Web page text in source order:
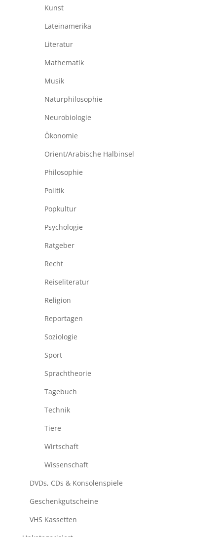
Kunst
Lateinamerika
Literatur
Mathematik
Musik
Naturphilosophie
Neurobiologie
Ökonomie
Orient/Arabische Halbinsel
Philosophie
Politik
Popkultur
Psychologie
Ratgeber
Recht
Reiseliteratur
Religion
Reportagen
Soziologie
Sport
Sprachtheorie
Tagebuch
Technik
Tiere
Wirtschaft
Wissenschaft
DVDs, CDs & Konsolenspiele
Geschenkgutscheine
VHS Kassetten